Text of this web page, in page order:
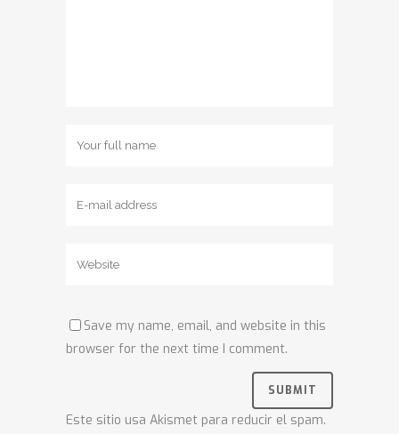
Save my name, email, and website in this
browser for the next time I comment.
Este sitio usa Akismet para reducir el spam.